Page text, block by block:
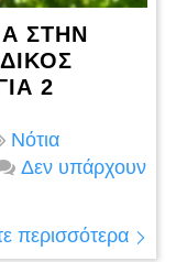
ΣΤΗΝ
2
Νότια
Δεν υπάρχουν
περισσότερα